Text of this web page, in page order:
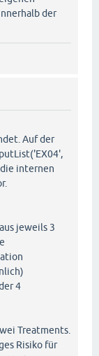
der
Auf der
internen
jeweils 3
4
Treatments.
Risiko für